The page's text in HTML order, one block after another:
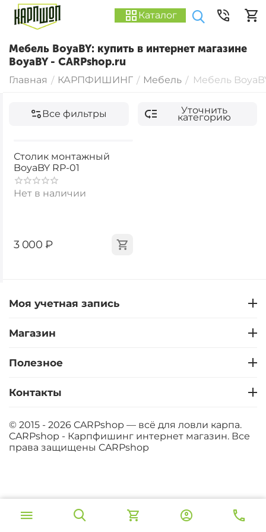
Каталог
Мебель BoyaBY: купить в интернет магазине
BoyaBY - CARPshop.ru
Главная / КАРПФИШИНГ / Мебель / Мебель
Все фильтры Уточнить
категорию
Столик монтажный
BoyaBY RP-01
Нет в наличии
‍3 000‍ ₽
Моя учетная запись
Магазин
Полезное
Контакты
© 2015 - 2026 CARPshop — всё для ловли карпа.
CARPshop - Карпфишинг интернет магазин. Все
права защищены CARPshop